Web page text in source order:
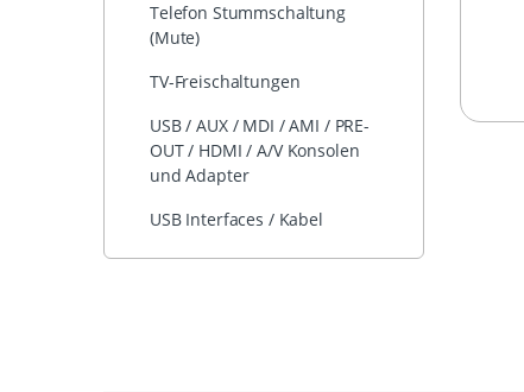
Telefon Stummschaltung
(Mute)
TV-Freischaltungen
USB / AUX / MDI / AMI / PRE-
OUT / HDMI / A/V Konsolen
und Adapter
USB Interfaces / Kabel